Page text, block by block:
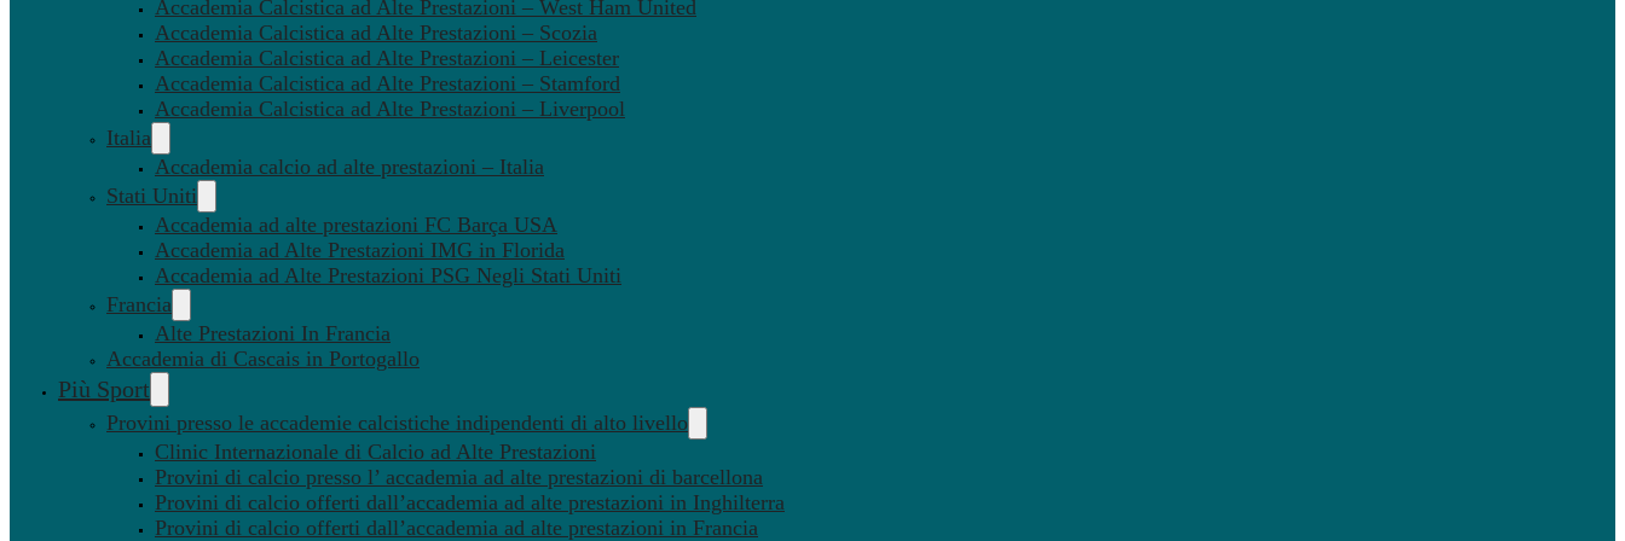
Accademia Calcistica ad Alte Prestazioni – West Ham United
Accademia Calcistica ad Alte Prestazioni – Scozia
Accademia Calcistica ad Alte Prestazioni – Leicester
Accademia Calcistica ad Alte Prestazioni – Stamford
Accademia Calcistica ad Alte Prestazioni – Liverpool
Italia
Accademia calcio ad alte prestazioni – Italia
Stati Uniti
Accademia ad alte prestazioni FC Barça USA
Accademia ad Alte Prestazioni IMG in Florida
Accademia ad Alte Prestazioni PSG Negli Stati Uniti
Francia
Alte Prestazioni In Francia
Accademia di Cascais in Portogallo
Più Sport
Provini presso le accademie calcistiche indipendenti di alto livello
Clinic Internazionale di Calcio ad Alte Prestazioni
Provini di calcio presso l’ accademia ad alte prestazioni di barcellona
Provini di calcio offerti dall’accademia ad alte prestazioni in Inghilterra
Provini di calcio offerti dall’accademia ad alte prestazioni in Francia